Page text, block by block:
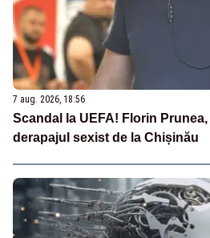
7 aug. 2026, 18:56
Scandal la UEFA! Florin
derapajul sexist de la Chișinău